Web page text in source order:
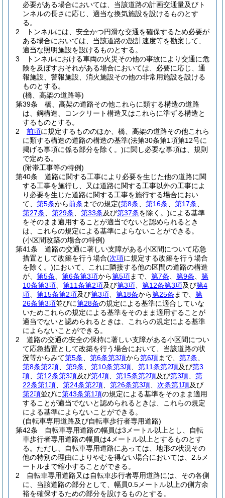
必要がある場合においては、当該道路の計画交通量及びト
ンネルの長さに応じ、適当な換気施設を設けるものとす
る。
2
トンネルには、安全かつ円滑な交通を確保するため必要が
ある場合においては、当該道路の設計速度等を勘案して、
適当な照明施設を設けるものとする。
3
トンネルにおける車両の火災その他の事故により交通に危
険を及ぼすおそれがある場合においては、必要に応じ、通
報施設、警報施設、消火施設その他の非常用施設を設ける
ものとする。
(橋、高架の道路等)
第39条
橋、高架の道路その他これらに類する構造の道路
は、鋼構造、コンクリート構造又はこれらに準ずる構造と
するものとする。
2
前項に規定するもののほか、橋、高架の道路その他これら
に類する構造の道路の構造の基準(法第30条第1項第12号に
掲げる事項に係る部分を除く。)に関し必要な事項は、規則
で定める。
(附帯工事等の特例)
第40条
道路に関する工事により必要を生じた他の道路に関
する工事を施行し、又は道路に関する工事以外の工事によ
り必要を生じた道路に関する工事を施行する場合におい
て、 第5条から前条 までの規定(第8条 第16条 第17条
第27条
第29条 第33条及び第37条を除く。)による基準
をそのまま適用することが適当でないと認められるとき
は、これらの規定による基準によらないことができる。
(小区間改築の場合の特例)
第41条
道路の交通に著しい支障がある小区間について応急
措置として改築を行う場合(次項に規定する改築を行う場合
を除く。)において、これに隣接する他の区間の道路の構造
が、 第5条 第6条第3項から第5項まで、 第7条 第9条
第
10条第3項
第11条第2項及び第3項 第12条第3項及び第4
項
第15条第2項及び第3項 第18条から第25条 まで、 第
26条第3項並びに第28条の規定による基準に適合していな
いためこれらの規定による基準をそのまま適用することが
適当でないと認められるときは、これらの規定による基準
によらないことができる。
2
道路の交通の安全の保持に著しい支障がある小区間につい
て応急措置として改築を行う場合において、当該道路の状
況等からみて第5条 第6条第3項から第6項まで、 第7条
第8条第2項
第9条 第10条第3項 第11条第2項及び第3
項
第12条第3項及び第4項 第15条第2項及び第3項
第
22条第1項
第24条第2項 第26条第3項 次条第1項及び
第2項並びに第43条第1項の規定による基準をそのまま適用
することが適当でないと認められるときは、これらの規定
による基準によらないことができる。
(自転車専用道路及び自転車歩行者専用道路)
第42条
自転車専用道路の幅員は3メートル以上とし、自転
車歩行者専用道路の幅員は4メートル以上とするものとす
る。 ただし、自転車専用道路にあっては、地形の状況その
他の特別の理由によりやむを得ない場合においては、2.5メ
ートルまで縮小することができる。
2
自転車専用道路又は自転車歩行者専用道路には、その各側
に、当該道路の部分として、幅員0.5メートル以上の側方余
裕を確保するための部分を設けるものとする。